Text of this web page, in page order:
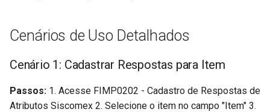
Cenários de Uso Detalhados
Cenário 1: Cadastrar Respostas para Item
Passos: 1. Acesse FIMP0202 - Cadastro de Respostas de
Atributos Siscomex 2. Selecione o item no campo "Item" 3.